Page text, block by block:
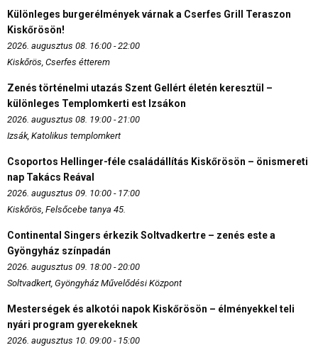
Különleges burgerélmények várnak a Cserfes Grill Teraszon
Kiskőrösön!
2026. augusztus 08. 16:00 - 22:00
Kiskőrös, Cserfes étterem
Zenés történelmi utazás Szent Gellért életén keresztül –
különleges Templomkerti est Izsákon
2026. augusztus 08. 19:00 - 21:00
Izsák, Katolikus templomkert
Csoportos Hellinger-féle családállítás Kiskőrösön – önismereti
nap Takács Reával
2026. augusztus 09. 10:00 - 17:00
Kiskőrös, Felsőcebe tanya 45.
Continental Singers érkezik Soltvadkertre – zenés este a
Gyöngyház színpadán
2026. augusztus 09. 18:00 - 20:00
Soltvadkert, Gyöngyház Művelődési Központ
Mesterségek és alkotói napok Kiskőrösön – élményekkel teli
nyári program gyerekeknek
2026. augusztus 10. 09:00 - 15:00